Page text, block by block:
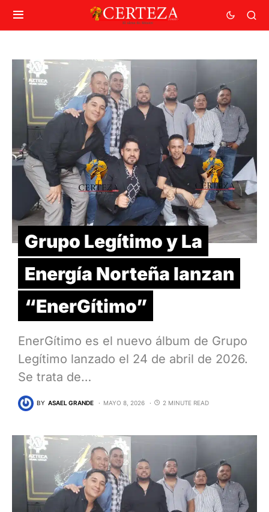
Grupo Legítimo y La
Energía Norteña lanzan
“EnerGítimo”
EnerGítimo es el nuevo álbum de Grupo
Legítimo lanzado el 24 de abril de 2026.
Se trata de…
BY ASAEL GRANDE MAYO 8, 2026 2 MINUTE READ